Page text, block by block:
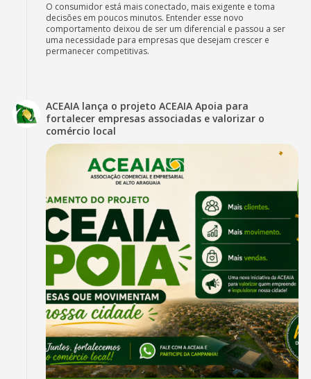
O consumidor está mais conectado, mais exigente e toma
decisões em poucos minutos. Entender esse novo
comportamento deixou de ser um diferencial e passou a ser
uma necessidade para empresas que desejam crescer e
permanecer competitivas.
ACEAIA lança o projeto ACEAIA Apoia para
fortalecer empresas associadas e valorizar o
comércio local